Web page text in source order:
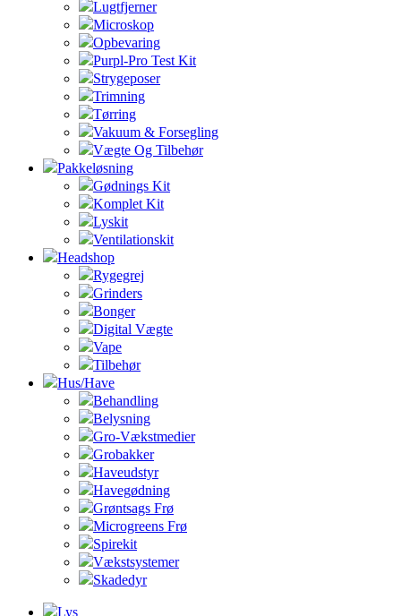
Lugtfjerner
Microskop
Opbevaring
Purpl-Pro Test Kit
Strygeposer
Trimning
Tørring
Vakuum & Forsegling
Vægte Og Tilbehør
Pakkeløsning
Gødnings Kit
Komplet Kit
Lyskit
Ventilationskit
Headshop
Rygegrej
Grinders
Bonger
Digital Vægte
Vape
Tilbehør
Hus/Have
Behandling
Belysning
Gro-Vækstmedier
Grobakker
Haveudstyr
Havegødning
Grøntsags Frø
Microgreens Frø
Spirekit
Vækstsystemer
Skadedyr
Lys